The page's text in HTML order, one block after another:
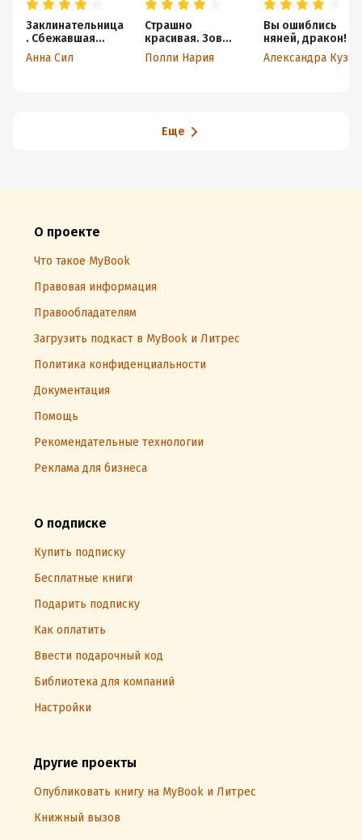
Заклинательница
. Сбежавшая
невеста
Анна Сил
Страшно
красивая. Зов
предков
Полли Нария
Вы ошиблись
няней, дракон!
Александра Кузнецова
Еще
О проекте
Что такое MyBook
Правовая информация
Правообладателям
Загрузить подкаст в MyBook и Литрес
Политика конфиденциальности
Документация
Помощь
Рекомендательные технологии
Реклама для бизнеса
О подписке
Купить подписку
Бесплатные книги
Подарить подписку
Как оплатить
Ввести подарочный код
Библиотека для компаний
Настройки
Другие проекты
Опубликовать книгу на MyBook и Литрес
Книжный вызов